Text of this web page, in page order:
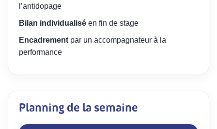
l’antidopage
Bilan individualisé en fin de stage
Encadrement par un accompagnateur à la
performance
Planning de la semaine